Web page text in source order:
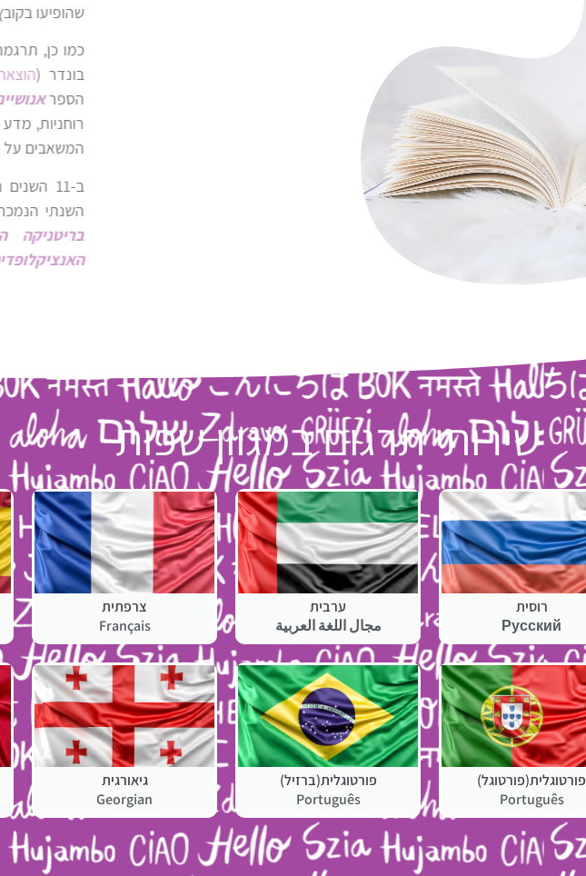
. שני הספרים יצאו
כמו כן, תרגמה עטרה מוסקוביץ' את הספרהנפש
, 2018), המתבונן
מאת גרג בראדן (
רוחניות, מדע פופולרי ועזרה עצמית תוך תובנות
המשאבים על פני כדור הארץ, כדי שיספיקו לכולנו.
ב-11 השנים האחרונות, עטרה מוסקוביץ' היא
גינס שיאי עולם–
והייתה חברה
מבית "נשיונל ג'יאוגרפיק".
שירותי תרגום במגוון שפות
רוסית
Русский
ערבית
مجال اللغة العربية
צרפתית
Français
פורטוגלית(פורטוגל)
Português
פורטוגלית(ברזיל)
Português
גיאורגית
Georgian